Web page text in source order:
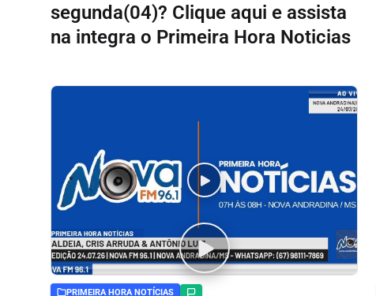
segunda(04)? Clique aqui e assista
na integra o Primeira Hora Noticias
PRIMEIRA HORA NOTÍCIAS